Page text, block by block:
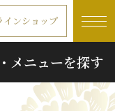
インショップ
メニューを探す